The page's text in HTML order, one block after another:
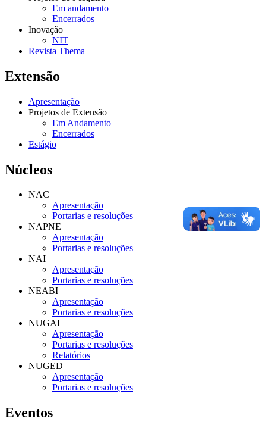
Em andamento
Encerrados
Inovação
NIT
Revista Thema
Extensão
Apresentação
Projetos de Extensão
Em Andamento
Encerrados
Estágio
Núcleos
NAC
Apresentação
Portarias e resoluções
NAPNE
Apresentação
Portarias e resoluções
NAI
Apresentação
Portarias e resoluções
NEABI
Apresentação
Portarias e resoluções
NUGAI
Apresentação
Portarias e resoluções
Relatórios
NUGED
Apresentação
Portarias e resoluções
Eventos